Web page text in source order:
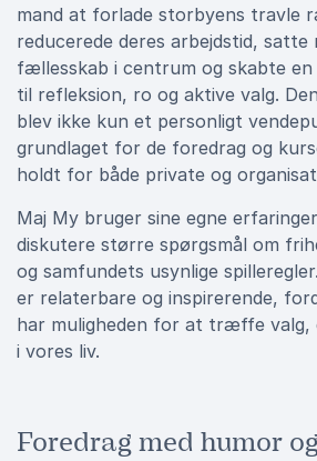
mand at forlade storbyens travle
reducerede deres arbejdstid,
fællesskab i centrum og skabte en
til refleksion, ro og aktive valg.
blev ikke kun et personligt
grundlaget for de foredrag og
holdt for både private og
Maj My bruger sine egne
diskutere større spørgsmål om
og samfundets usynlige
er relaterbare og inspirerende,
har muligheden for at træffe valg,
i vores liv.
Foredrag med humor